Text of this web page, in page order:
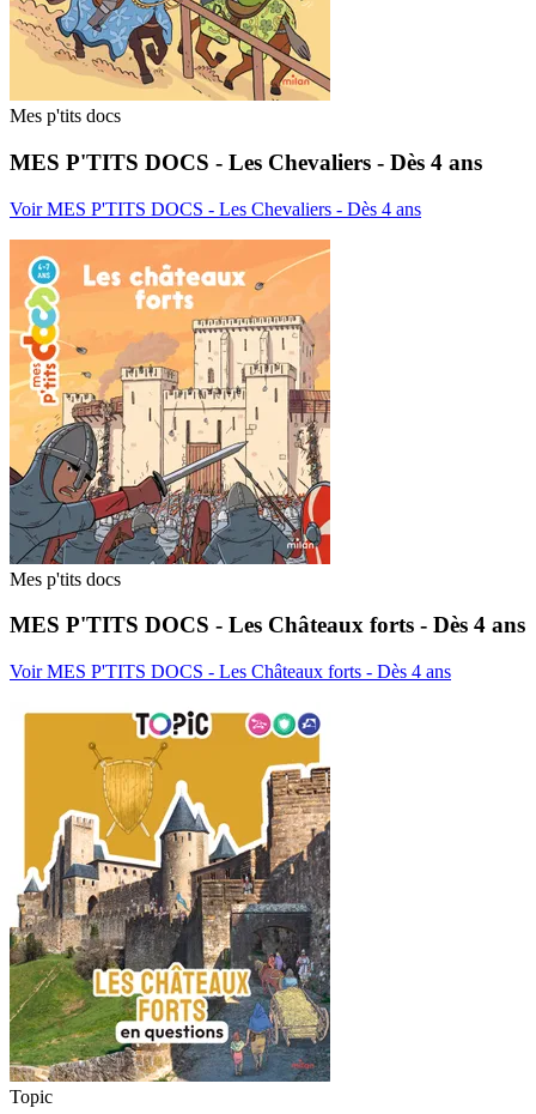
Mes p'tits docs
MES P'TITS DOCS - Les Chevaliers - Dès 4 ans
Voir MES P'TITS DOCS - Les Chevaliers - Dès 4 ans
Mes p'tits docs
MES P'TITS DOCS - Les Châteaux forts - Dès 4 ans
Voir MES P'TITS DOCS - Les Châteaux forts - Dès 4 ans
Topic